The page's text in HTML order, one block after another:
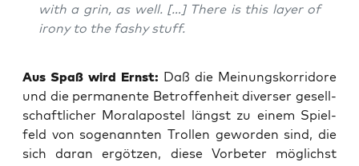
with a grin, as well. […] The­re is this lay­er of
iro­ny to the fas­hy stuff.
Aus Spaß wird Ernst: Daß die Mei­nungs­kor­ri­do­re
und die per­ma­nen­te Betrof­fen­heit diver­ser gesell­
schaft­li­cher Moral­apos­tel längst zu einem Spiel­
feld von soge­nann­ten Trol­len gewor­den sind, die
sich dar­an ergöt­zen, die­se Vor­be­ter mög­lichst